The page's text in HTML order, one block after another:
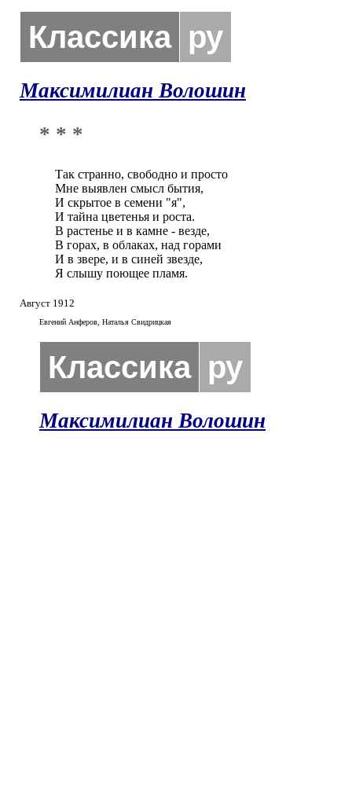
Классика ру
Максимилиан Волошин
* * *
Так странно, свободно и просто
Мне выявлен смысл бытия,
И скрытое в семени "я",
И тайна цветенья и роста.
В растенье и в камне - везде,
В горах, в облаках, над горами
И в звере, и в синей звезде,
Я слышу поющее пламя.
Август 1912
Евгений Анферов, Наталья Свидрицкая
Классика ру
Максимилиан Волошин